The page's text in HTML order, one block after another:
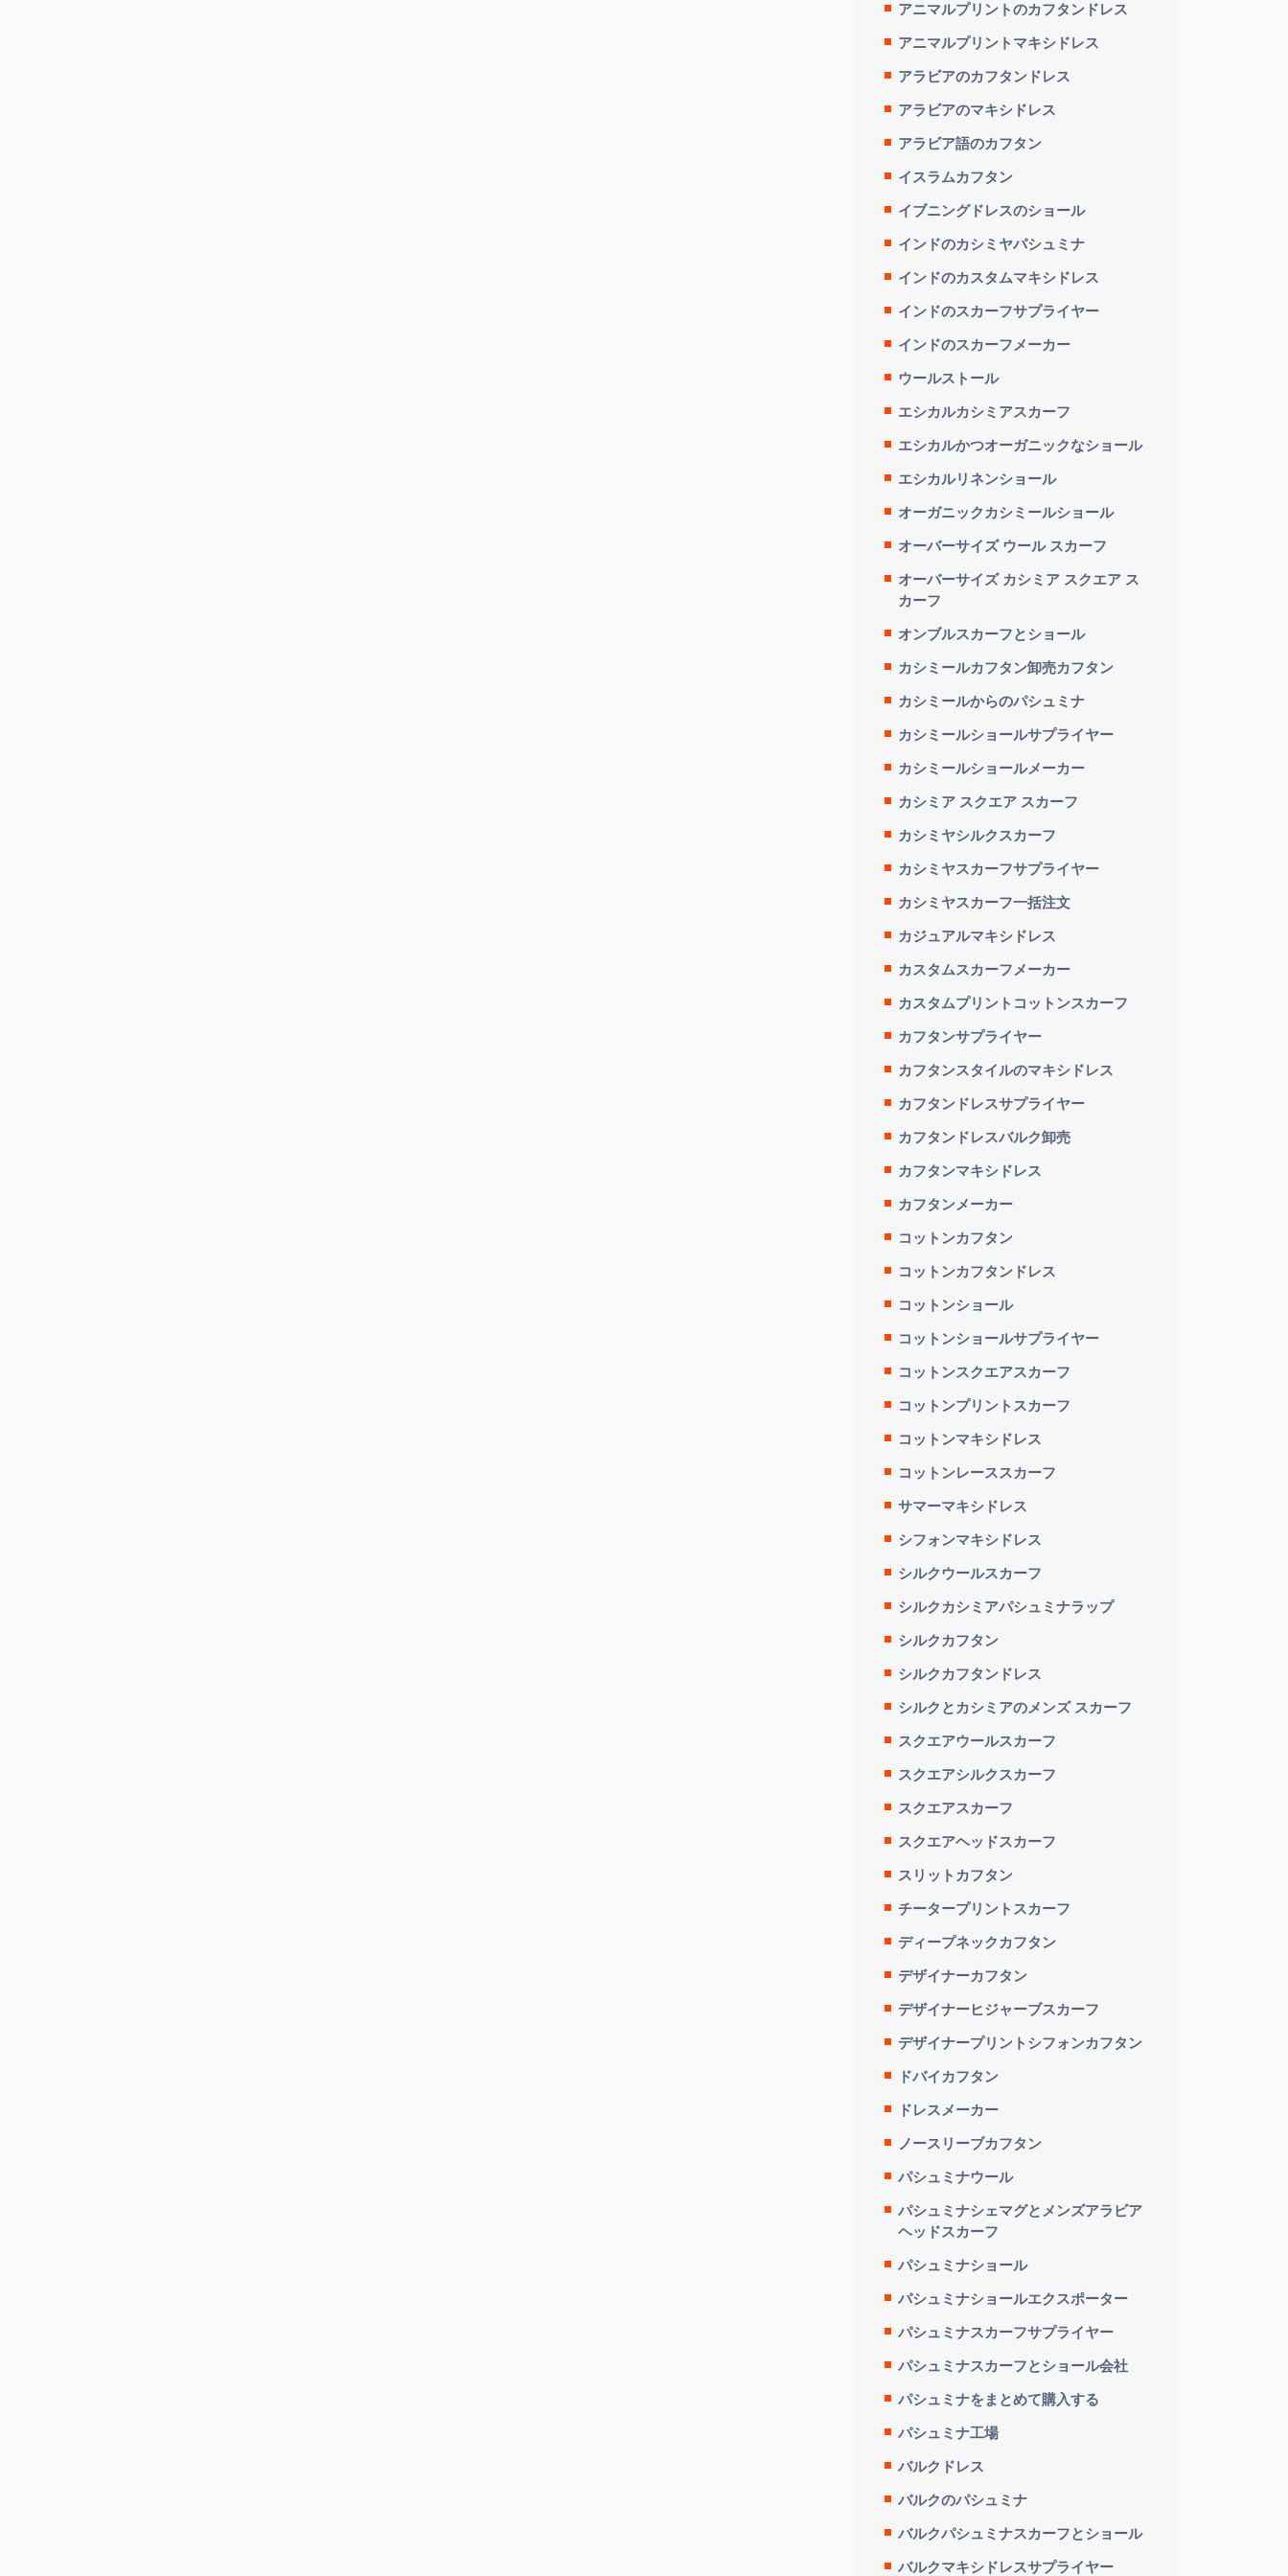
アニマルプリントのカフタンドレス
アニマルプリントマキシドレス
アラビアのカフタンドレス
アラビアのマキシドレス
アラビア語のカフタン
イスラムカフタン
イブニングドレスのショール
インドのカシミヤパシュミナ
インドのカスタムマキシドレス
インドのスカーフサプライヤー
インドのスカーフメーカー
ウールストール
エシカルカシミアスカーフ
エシカルかつオーガニックなショール
エシカルリネンショール
オーガニックカシミールショール
オーバーサイズ ウール スカーフ
オーバーサイズ カシミア スクエア ス
カーフ
オンブルスカーフとショール
カシミールカフタン卸売カフタン
カシミールからのパシュミナ
カシミールショールサプライヤー
カシミールショールメーカー
カシミア スクエア スカーフ
カシミヤシルクスカーフ
カシミヤスカーフサプライヤー
カシミヤスカーフ一括注文
カジュアルマキシドレス
カスタムスカーフメーカー
カスタムプリントコットンスカーフ
カフタンサプライヤー
カフタンスタイルのマキシドレス
カフタンドレスサプライヤー
カフタンドレスバルク卸売
カフタンマキシドレス
カフタンメーカー
コットンカフタン
コットンカフタンドレス
コットンショール
コットンショールサプライヤー
コットンスクエアスカーフ
コットンプリントスカーフ
コットンマキシドレス
コットンレーススカーフ
サマーマキシドレス
シフォンマキシドレス
シルクウールスカーフ
シルクカシミアパシュミナラップ
シルクカフタン
シルクカフタンドレス
シルクとカシミアのメンズ スカーフ
スクエアウールスカーフ
スクエアシルクスカーフ
スクエアスカーフ
スクエアヘッドスカーフ
スリットカフタン
チータープリントスカーフ
ディープネックカフタン
デザイナーカフタン
デザイナーヒジャーブスカーフ
デザイナープリントシフォンカフタン
ドバイカフタン
ドレスメーカー
ノースリーブカフタン
パシュミナウール
パシュミナシェマグとメンズアラビア
ヘッドスカーフ
パシュミナショール
パシュミナショールエクスポーター
パシュミナスカーフサプライヤー
パシュミナスカーフとショール会社
パシュミナをまとめて購入する
パシュミナ工場
バルクドレス
バルクのパシュミナ
バルクパシュミナスカーフとショール
バルクマキシドレスサプライヤー